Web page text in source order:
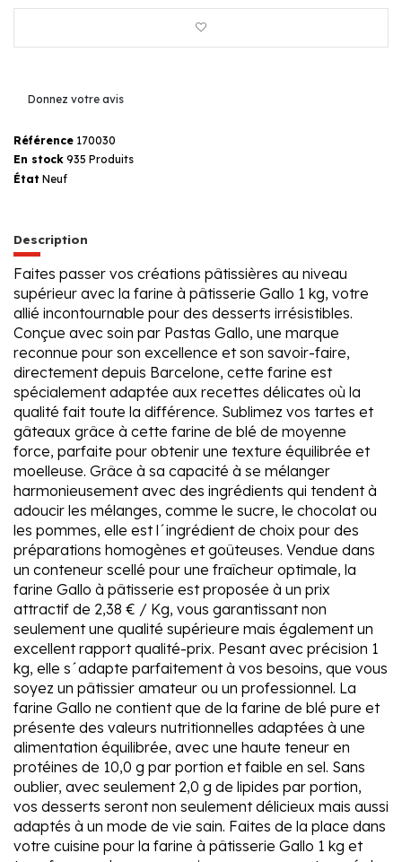
Donnez votre avis
Référence 170030
En stock 935 Produits
État Neuf
Description
Faites passer vos créations pâtissières au niveau
supérieur avec la farine à pâtisserie Gallo 1 kg, votre
allié incontournable pour des desserts irrésistibles.
Conçue avec soin par Pastas Gallo, une marque
reconnue pour son excellence et son savoir-faire,
directement depuis Barcelone, cette farine est
spécialement adaptée aux recettes délicates où la
qualité fait toute la différence. Sublimez vos tartes et
gâteaux grâce à cette farine de blé de moyenne
force, parfaite pour obtenir une texture équilibrée et
moelleuse. Grâce à sa capacité à se mélanger
harmonieusement avec des ingrédients qui tendent à
adoucir les mélanges, comme le sucre, le chocolat ou
les pommes, elle est l´ingrédient de choix pour des
préparations homogènes et goûteuses. Vendue dans
un conteneur scellé pour une fraîcheur optimale, la
farine Gallo à pâtisserie est proposée à un prix
attractif de 2,38 € / Kg, vous garantissant non
seulement une qualité supérieure mais également un
excellent rapport qualité-prix. Pesant avec précision 1
kg, elle s´adapte parfaitement à vos besoins, que vous
soyez un pâtissier amateur ou un professionnel. La
farine Gallo ne contient que de la farine de blé pure et
présente des valeurs nutritionnelles adaptées à une
alimentation équilibrée, avec une haute teneur en
protéines de 10,0 g par portion et faible en sel. Sans
oublier, avec seulement 2,0 g de lipides par portion,
vos desserts seront non seulement délicieux mais aussi
adaptés à un mode de vie sain. Faites de la place dans
votre cuisine pour la farine à pâtisserie Gallo 1 kg et